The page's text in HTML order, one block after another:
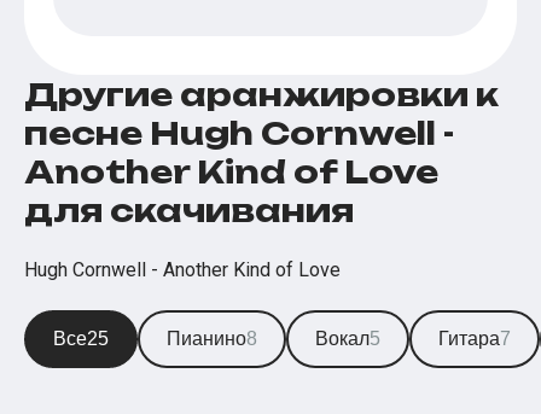
Другие аранжировки к
песне Hugh Cornwell -
Another Kind of Love
для скачивания
Hugh Cornwell - Another Kind of Love
Все25 Пианино8 Вокал5 Гитара7